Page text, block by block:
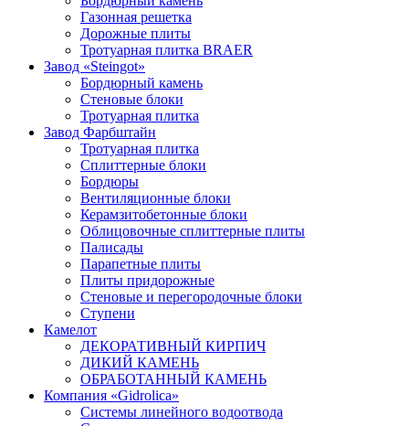
Газонная решетка
Дорожные плиты
Тротуарная плитка BRAER
Завод «Steingot»
Бордюрный камень
Стеновые блоки
Тротуарная плитка
Завод Фарбштайн
Тротуарная плитка
Cплиттерные блоки
Бордюры
Вентиляционные блоки
Керамзитобетонные блоки
Облицовочные сплиттерные плиты
Палисады
Парапетные плиты
Плиты придорожные
Стеновые и перегородочные блоки
Ступени
Камелот
ДЕКОРАТИВНЫЙ КИРПИЧ
ДИКИЙ КАМЕНЬ
ОБРАБОТАННЫЙ КАМЕНЬ
Компания «Gidrolica»
Системы линейного водоотвода